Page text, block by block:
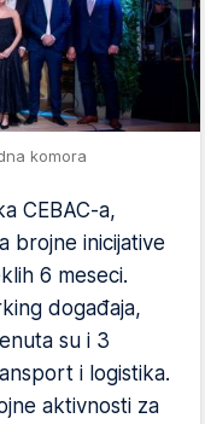
komora
CEBAC-a,
brojne inicijative
6 meseci.
događaja,
su i 3
i logistika.
aktivnosti za